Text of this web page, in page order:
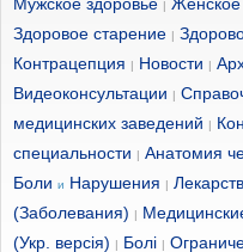
|
Здоровое старение |
Контрацепция | Новости |
Видеоконсультации |
медицинских заведений |
специальности | Анатомия
Боли и Нарушения |
(Заболевания) |
(Укр. версія) | Болі |